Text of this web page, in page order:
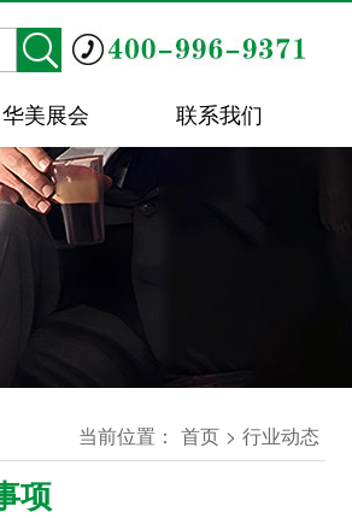
华美展会 联系我们
当前位置： 首页 > 行业动态
项